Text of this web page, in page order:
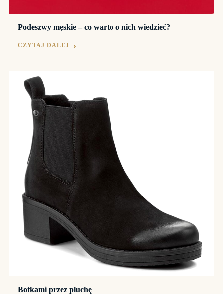
Podeszwy męskie – co warto o nich wiedzieć?
CZYTAJ DALEJ
Botkami przez pluchę